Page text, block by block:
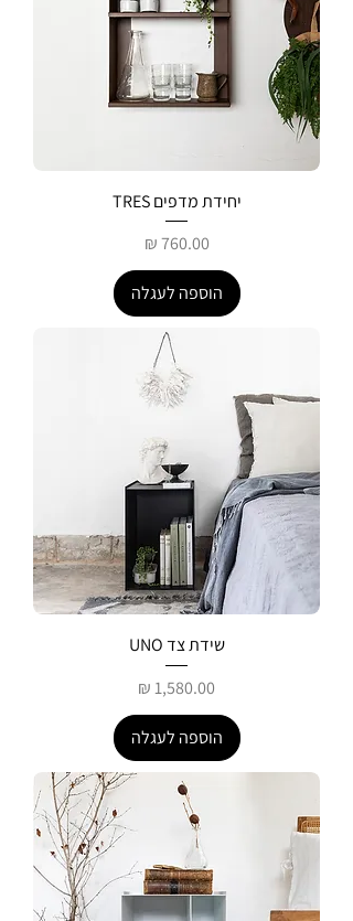
יחידת מדפים TRES
מחיר
הוספה לעגלה
שידת צד UNO
מחיר
הוספה לעגלה